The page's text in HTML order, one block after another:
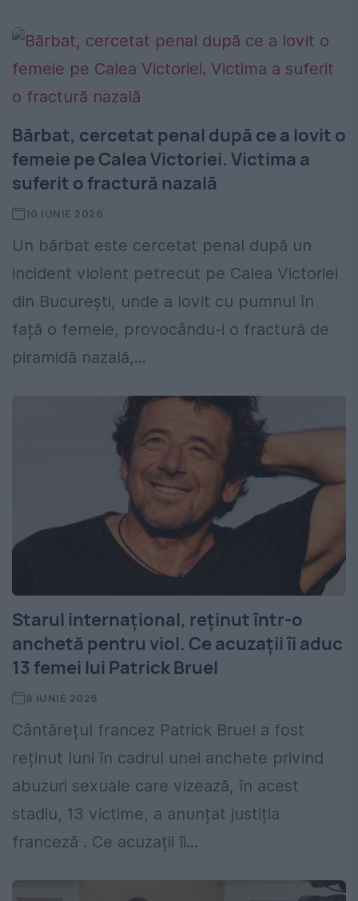
Bărbat, cercetat penal după ce a lovit o
femeie pe Calea Victoriei. Victima a
suferit o fractură nazală
10 IUNIE 2026
Un bărbat este cercetat penal după un
incident violent petrecut pe Calea Victoriei
din București, unde a lovit cu pumnul în
față o femeie, provocându-i o fractură de
piramidă nazală,...
Starul internațional, reținut într-o
anchetă pentru viol. Ce acuzații îi aduc
13 femei lui Patrick Bruel
8 IUNIE 2026
Cântărețul francez Patrick Bruel a fost
reținut luni în cadrul unei anchete privind
abuzuri sexuale care vizează, în acest
stadiu, 13 victime, a anunțat justiția
franceză . Ce acuzații îi...